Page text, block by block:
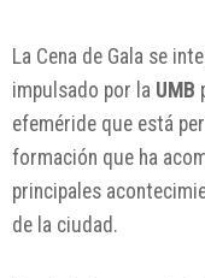
La Cena de Gala se
impulsado por la UMB
efeméride que está
formación que ha
principales
de la ciudad.